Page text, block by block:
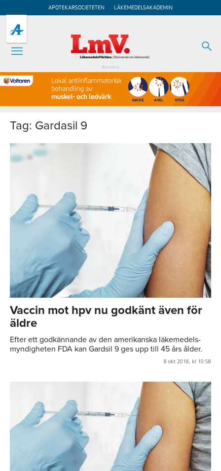
APOTEKARSOCIETETEN LÄKEMEDELSAKADEMIN
Annons
Tag: Gardasil 9
Vaccin mot hpv nu godkänt även för
äldre
Efter ett godkännande av den amerikanska läkemedels-
myndigheten FDA kan Gardsil 9 ges upp till 45 års ålder.
8 okt 2018, kl 10:58